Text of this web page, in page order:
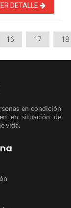
DETALLE
16 17 18
en condición
en situación de
vida.